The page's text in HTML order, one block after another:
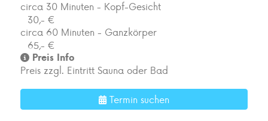
circa 30 Minuten - Kopf-Gesicht
30,- €
circa 60 Minuten - Ganzkörper
65,- €
Preis Info
Preis zzgl. Eintritt Sauna oder Bad
Termin suchen